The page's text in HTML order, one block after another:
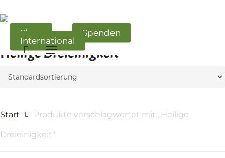
to
content
Shop
Spenden
International
search
Menü
Heilige Dreieinigkeit
Start Produkte verschlagwortet mit „Heilige
Dreieinigkeit“